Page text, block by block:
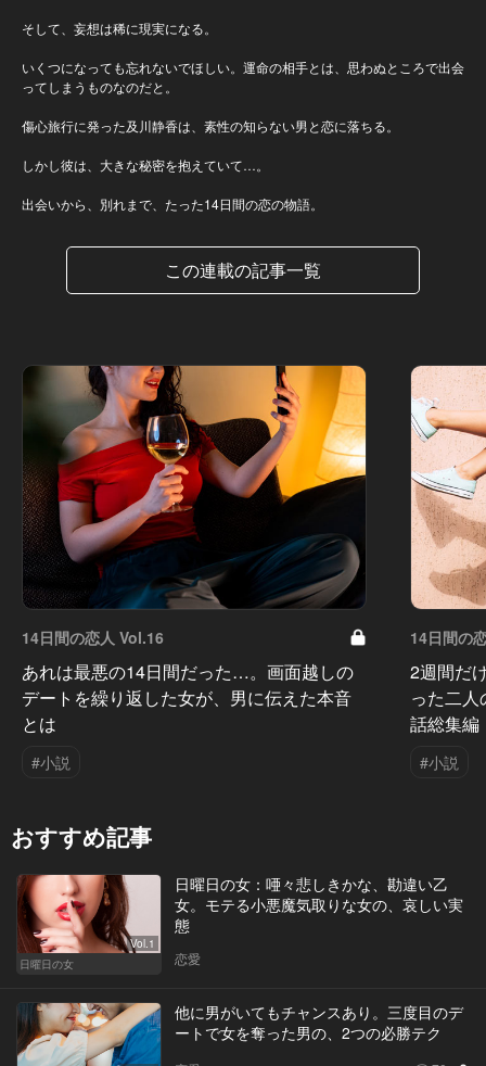
そして、妄想は稀に現実になる。
いくつになっても忘れないでほしい。運命の相手とは、思わぬところで出会
ってしまうものなのだと。
傷心旅行に発った及川静香は、素性の知らない男と恋に落ちる。
しかし彼は、大きな秘密を抱えていて…。
出会いから、別れまで、たった14日間の恋の物語。
この連載の記事一覧
14日間の恋人 Vol.16
あれは最悪の14日間だった…。画面越しの
デートを繰り返した女が、男に伝えた本音
とは
#小説
14日間の
2週間だ
った二
話総集編
#小説
おすすめ記事
Vol.1
日曜日の女
日曜日の女：唖々悲しきかな、勘違い乙
女。モテる小悪魔気取りな女の、哀しい実
態
恋愛
他に男がいてもチャンスあり。三度目のデ
ートで女を奪った男の、2つの必勝テク